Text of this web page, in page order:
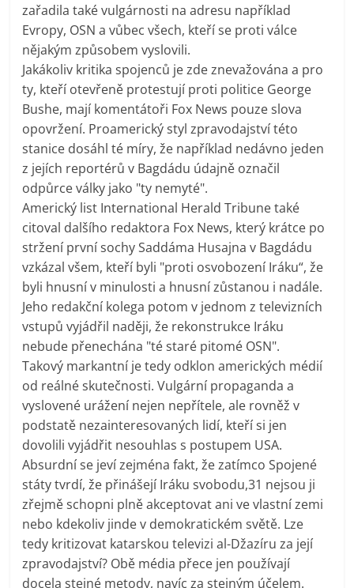
zařadila také vulgárnosti na adresu například
Evropy, OSN a vůbec všech, kteří se proti válce
nějakým způsobem vyslovili.
Jakákoliv kritika spojenců je zde znevažována a pro
ty, kteří otevřeně protestují proti politice George
Bushe, mají komentátoři Fox News pouze slova
opovržení. Proamerický styl zpravodajství této
stanice dosáhl té míry, že například nedávno jeden
z jejích reportérů v Bagdádu údajně označil
odpůrce války jako "ty nemyté".
Americký list International Herald Tribune také
citoval dalšího redaktora Fox News, který krátce po
stržení první sochy Saddáma Husajna v Bagdádu
vzkázal všem, kteří byli "proti osvobození Iráku“, že
byli hnusní v minulosti a hnusní zůstanou i nadále.
Jeho redakční kolega potom v jednom z televizních
vstupů vyjádřil naději, že rekonstrukce Iráku
nebude přenechána "té staré pitomé OSN".
Takový markantní je tedy odklon amerických médií
od reálné skutečnosti. Vulgární propaganda a
vyslovené urážení nejen nepřítele, ale rovněž v
podstatě nezainteresovaných lidí, kteří si jen
dovolili vyjádřit nesouhlas s postupem USA.
Absurdní se jeví zejména fakt, že zatímco Spojené
státy tvrdí, že přinášejí Iráku svobodu,31 nejsou ji
zřejmě schopni plně akceptovat ani ve vlastní zemi
nebo kdekoliv jinde v demokratickém světě. Lze
tedy kritizovat katarskou televizi al-Džazíru za její
zpravodajství? Obě média přece jen používají
docela stejné metody, navíc za stejným účelem.